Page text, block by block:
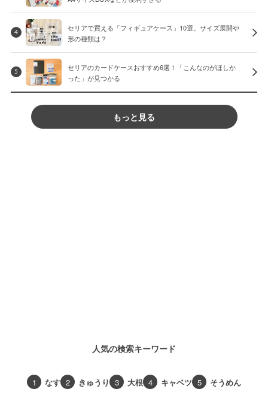
4
セリアで買える「フィギュアケース」10選。サイズ展開や
形の種類は？
5
セリアのカードケースおすすめ6選！「こんなのがほしか
った」が見つかる
もっと見る
人気の検索キーワード
1 なす 2 きゅうり 3 大根 4 キャベツ 5 そうめん